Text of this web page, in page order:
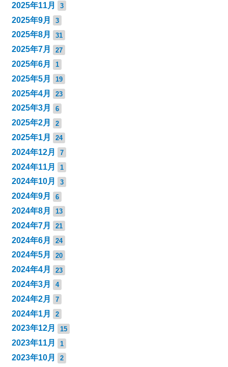
2025年11月 3
2025年9月 3
2025年8月 31
2025年7月 27
2025年6月 1
2025年5月 19
2025年4月 23
2025年3月 6
2025年2月 2
2025年1月 24
2024年12月 7
2024年11月 1
2024年10月 3
2024年9月 6
2024年8月 13
2024年7月 21
2024年6月 24
2024年5月 20
2024年4月 23
2024年3月 4
2024年2月 7
2024年1月 2
2023年12月 15
2023年11月 1
2023年10月 2